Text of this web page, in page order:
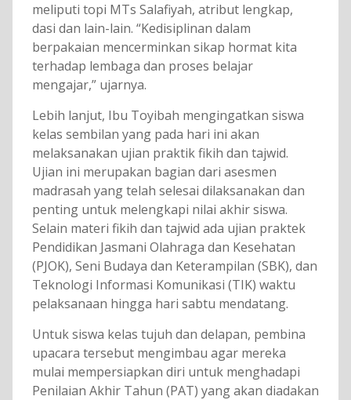
meliputi topi MTs Salafiyah, atribut lengkap,
dasi dan lain-lain. “Kedisiplinan dalam
berpakaian mencerminkan sikap hormat kita
terhadap lembaga dan proses belajar
mengajar,” ujarnya.
Lebih lanjut, Ibu Toyibah mengingatkan siswa
kelas sembilan yang pada hari ini akan
melaksanakan ujian praktik fikih dan tajwid.
Ujian ini merupakan bagian dari asesmen
madrasah yang telah selesai dilaksanakan dan
penting untuk melengkapi nilai akhir siswa.
Selain materi fikih dan tajwid ada ujian praktek
Pendidikan Jasmani Olahraga dan Kesehatan
(PJOK), Seni Budaya dan Keterampilan (SBK), dan
Teknologi Informasi Komunikasi (TIK) waktu
pelaksanaan hingga hari sabtu mendatang.
Untuk siswa kelas tujuh dan delapan, pembina
upacara tersebut mengimbau agar mereka
mulai mempersiapkan diri untuk menghadapi
Penilaian Akhir Tahun (PAT) yang akan diadakan